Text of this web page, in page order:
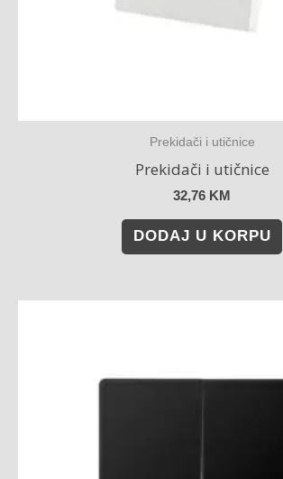
Prekidači i utičnice
Prekidači i utičnice
32,76 KM
DODAJ U KORPU